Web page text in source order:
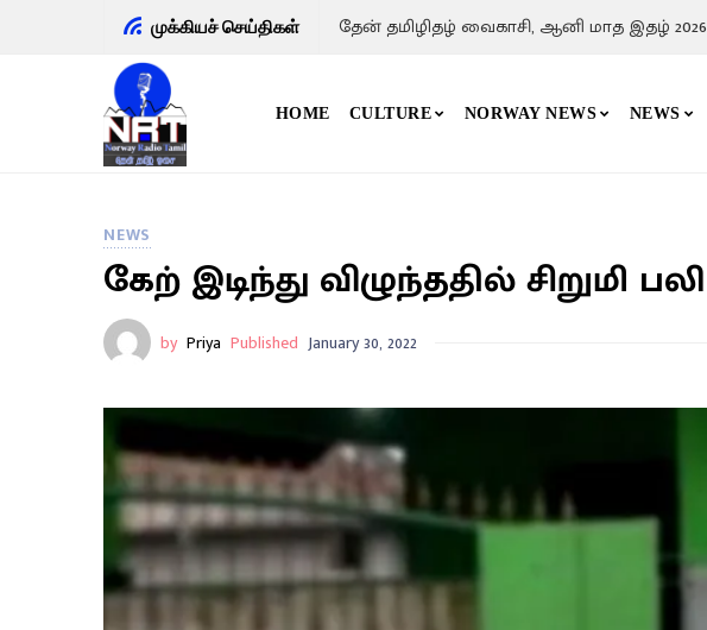
முக்கியச் செய்திகள் தேன் தமிழிதழ் வைகாசி, ஆனி மாத இதழ் 2026
HOME CULTURE NORWAY NEWS NEWS
NEWS
கேற் இடிந்து விழுந்ததில் சிறுமி பலி
by Priya Published January 30, 2022